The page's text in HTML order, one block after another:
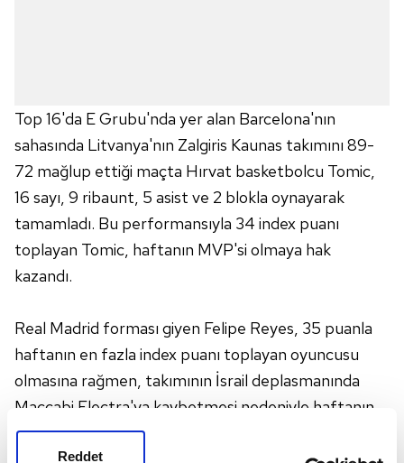
Reddet
Top 16'da E Grubu'nda yer alan Barcelona'nın
sahasında Litvanya'nın Zalgiris Kaunas takımını 89-
72 mağlup ettiği maçta Hırvat basketbolcu Tomic,
16 sayı, 9 ribaunt, 5 asist ve 2 blokla oynayarak
tamamladı. Bu performansıyla 34 index puanı
toplayan Tomic, haftanın MVP'si olmaya hak
kazandı.
Real Madrid forması giyen Felipe Reyes, 35 puanla
haftanın en fazla index puanı toplayan oyuncusu
olmasına rağmen, takımının İsrail deplasmanında
Maccabi Electra'ya kaybetmesi nedeniyle haftanın
MVP'si olamadı. THY Avrupa Ligi'nin kuralına göre bir